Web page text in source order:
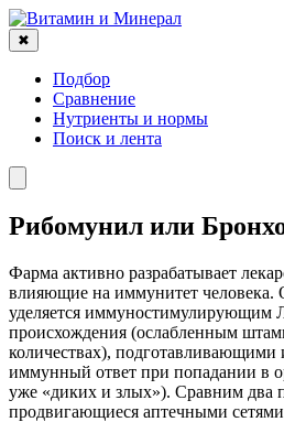
✖
Подбор
Сравнение
Нутриенты и нормы
Поиск и лента
Рибомунил или
Фарма активно разрабатывает
влияющие на иммунитет человека.
уделяется иммуностимулирующим
происхождения (ослабленным
количествах),
иммунный ответ при попадании в
уже «диких и злых»). Сравним два
продвигающиеся аптечными